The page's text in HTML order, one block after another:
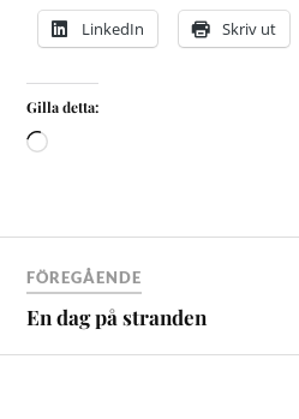
LinkedIn Skriv ut
Gilla detta:
FÖREGÅENDE
En dag på stranden